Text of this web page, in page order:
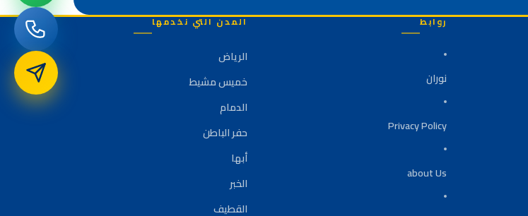
روابط
نوران
Privacy Policy
about Us
المدن التي نخدمها
الرياض
خميس مشيط
الدمام
حفر الباطن
أبها
الخبر
القطيف